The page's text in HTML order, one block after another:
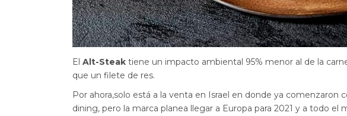
El Alt-Steak tiene un impacto ambiental 95% menor al de la
que un filete de res.
Por ahora,solo está a la venta en Israel en donde ya comenzaron
dining, pero la marca planea llegar a Europa para 2021 y a todo el